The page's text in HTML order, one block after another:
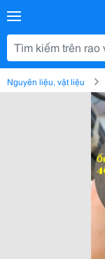
Nguyên liệu, vật liệu